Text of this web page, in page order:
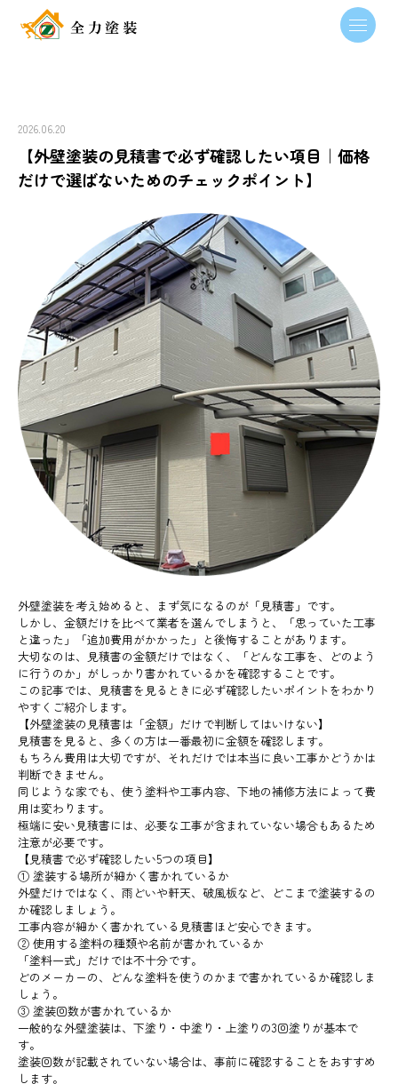
2026.06.20
【外壁塗装の見積書で必ず確認したい項目｜価格
だけで選ばないためのチェックポイント】
外壁塗装を考え始めると、まず気になるのが「見積書」です。
しかし、金額だけを比べて業者を選んでしまうと、「思っていた工事
と違った」「追加費用がかかった」と後悔することがあります。
大切なのは、見積書の金額だけではなく、「どんな工事を、どのよう
に行うのか」がしっかり書かれているかを確認することです。
この記事では、見積書を見るときに必ず確認したいポイントをわかり
やすくご紹介します。
【外壁塗装の見積書は「金額」だけで判断してはいけない】
見積書を見ると、多くの方は一番最初に金額を確認します。
もちろん費用は大切ですが、それだけでは本当に良い工事かどうかは
判断できません。
同じような家でも、使う塗料や工事内容、下地の補修方法によって費
用は変わります。
極端に安い見積書には、必要な工事が含まれていない場合もあるため
注意が必要です。
【見積書で必ず確認したい5つの項目】
① 塗装する場所が細かく書かれているか
外壁だけではなく、雨どいや軒天、破風板など、どこまで塗装するの
か確認しましょう。
工事内容が細かく書かれている見積書ほど安心できます。
② 使用する塗料の種類や名前が書かれているか
「塗料一式」だけでは不十分です。
どのメーカーの、どんな塗料を使うのかまで書かれているか確認しま
しょう。
③ 塗装回数が書かれているか
一般的な外壁塗装は、下塗り・中塗り・上塗りの3回塗りが基本で
す。
塗装回数が記載されていない場合は、事前に確認することをおすすめ
します。